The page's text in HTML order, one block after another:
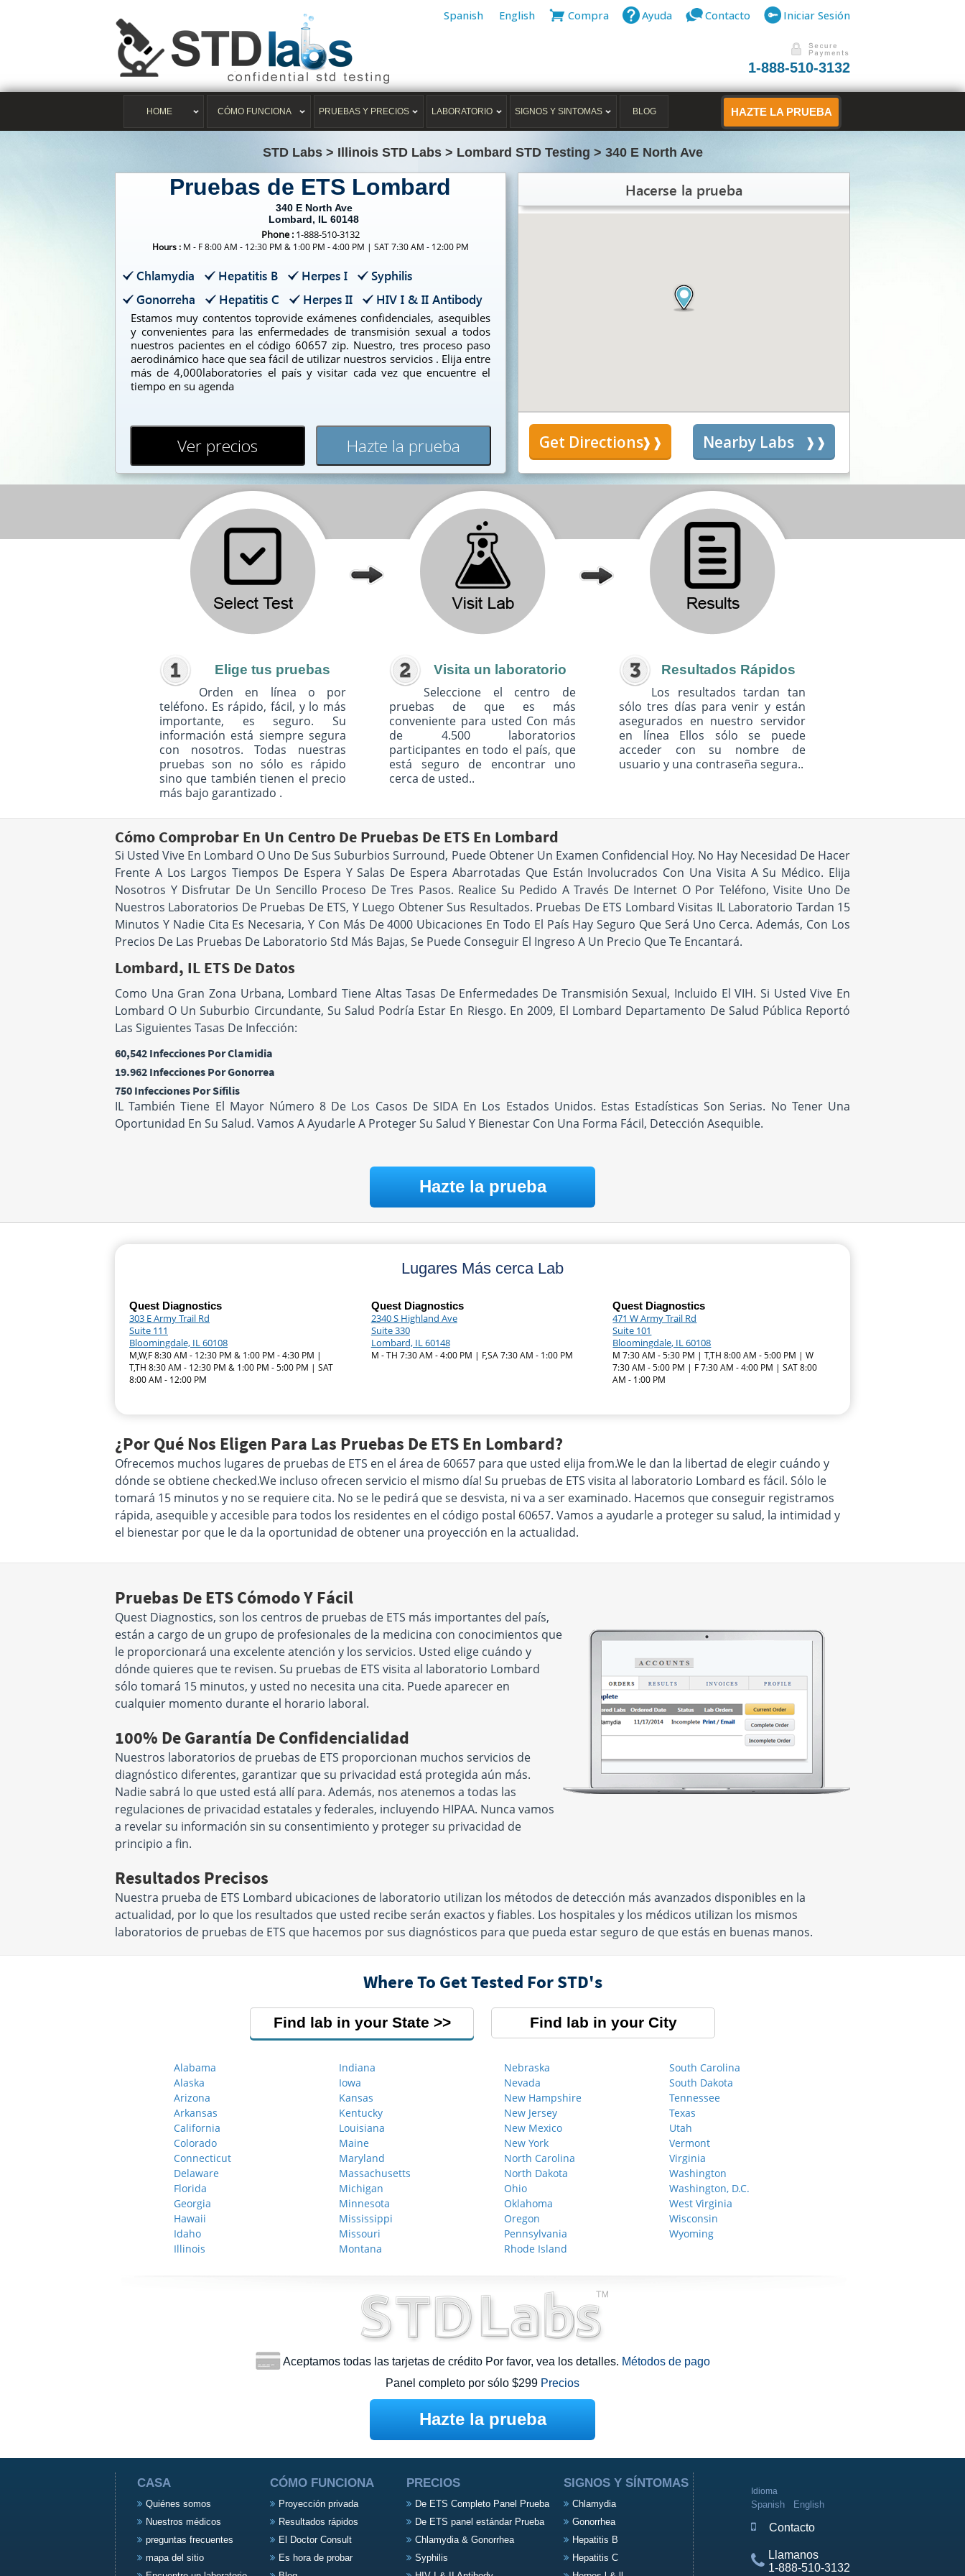
Spanish English Compra Ayuda Contacto Iniciar Sesión
1-888-510-3132
HOME CÓMO FUNCIONA PRUEBAS Y PRECIOS LABORATORIO SIGNOS Y SINTOMAS BLOG HAZTE LA PRUEBA
STD Labs > Illinois STD Labs > Lombard STD Testing > 340 E North Ave
Pruebas de ETS Lombard
340 E North Ave
Lombard, IL 60148
Phone : 1-888-510-3132
Hours :M - F 8:00 AM - 12:30 PM & 1:00 PM - 4:00 PM | SAT 7:30 AM - 12:00 PM
Chlamydia Hepatitis B Herpes I
Syphilis
Gonorreha
Hepatitis C Herpes II HIV I & II Antibody
Estamos muy contentos toprovide exámenes confidenciales, asequibles
y convenientes para las enfermedades de transmisión sexual a todos
nuestros pacientes en el código 60657 zip. Nuestro, tres proceso paso
aerodinámico hace que sea fácil de utilizar nuestros servicios . Elija entre
más de 4,000laboratories el país y visitar cada vez que encuentre el
tiempo en su agenda
Ver precios Hazte la prueba
Hacerse la prueba
Get Directions Nearby Labs
Elige tus pruebas
Orden en línea o por
teléfono. Es rápido, fácil, y lo más
importante, es seguro. Su
información está siempre segura
con nosotros. Todas nuestras
pruebas son no sólo es rápido
sino que también tienen el precio
más bajo garantizado .
Visita un laboratorio
Seleccione el centro de
pruebas de que es más
conveniente para usted Con más
de 4.500 laboratorios
participantes en todo el país, que
está seguro de encontrar uno
cerca de usted..
Resultados Rápidos
Los resultados tardan tan
sólo tres días para venir y están
asegurados en nuestro servidor
en línea Ellos sólo se puede
acceder con su nombre de
usuario y una contraseña segura..
Cómo Comprobar En Un Centro De Pruebas De ETS En Lombard
Si Usted Vive En Lombard O Uno De Sus Suburbios Surround, Puede Obtener Un Examen Confidencial Hoy. No Hay Necesidad De Hacer
Frente A Los Largos Tiempos De Espera Y Salas De Espera Abarrotadas Que Están Involucrados Con Una Visita A Su Médico. Elija
Nosotros Y Disfrutar De Un Sencillo Proceso De Tres Pasos. Realice Su Pedido A Través De Internet O Por Teléfono, Visite Uno De
Nuestros Laboratorios De Pruebas De ETS, Y Luego Obtener Sus Resultados. Pruebas De ETS Lombard Visitas IL Laboratorio Tardan 15
Minutos Y Nadie Cita Es Necesaria, Y Con Más De 4000 Ubicaciones En Todo El País Hay Seguro Que Será Uno Cerca. Además, Con Los
Precios De Las Pruebas De Laboratorio Std Más Bajas, Se Puede Conseguir El Ingreso A Un Precio Que Te Encantará.
Lombard, IL ETS De Datos
Como Una Gran Zona Urbana, Lombard Tiene Altas Tasas De Enfermedades De Transmisión Sexual, Incluido El VIH. Si Usted Vive En
Lombard O Un Suburbio Circundante, Su Salud Podría Estar En Riesgo. En 2009, El Lombard Departamento De Salud Pública Reportó
Las Siguientes Tasas De Infección:
60,542 Infecciones Por Clamidia
19.962 Infecciones Por Gonorrea
750 Infecciones Por Sífilis
IL También Tiene El Mayor Número 8 De Los Casos De SIDA En Los Estados Unidos. Estas Estadísticas Son Serias. No Tener Una
Oportunidad En Su Salud. Vamos A Ayudarle A Proteger Su Salud Y Bienestar Con Una Forma Fácil, Detección Asequible.
Hazte la prueba
Lugares Más cerca Lab
Quest Diagnostics
303 E Army Trail Rd
Suite 111
Bloomingdale, IL 60108
M,W,F 8:30 AM - 12:30 PM & 1:00 PM - 4:30 PM |
T,TH 8:30 AM - 12:30 PM & 1:00 PM - 5:00 PM | SAT
8:00 AM - 12:00 PM
Quest Diagnostics
2340 S Highland Ave
Suite 330
Lombard, IL 60148
M - TH 7:30 AM - 4:00 PM | F,SA 7:30 AM - 1:00 PM
Quest Diagnostics
471 W Army Trail Rd
Suite 101
Bloomingdale, IL 60108
M 7:30 AM - 5:30 PM | T,TH 8:00 AM - 5:00 PM | W
7:30 AM - 5:00 PM | F 7:30 AM - 4:00 PM | SAT 8:00
AM - 1:00 PM
¿Por Qué Nos Eligen Para Las Pruebas De ETS En Lombard?
Ofrecemos muchos lugares de pruebas de ETS en el área de 60657 para que usted elija from.We le dan la libertad de elegir cuándo y
dónde se obtiene checked.We incluso ofrecen servicio el mismo día! Su pruebas de ETS visita al laboratorio Lombard es fácil. Sólo le
tomará 15 minutos y no se requiere cita. No se le pedirá que se desvista, ni va a ser examinado. Hacemos que conseguir registramos
rápida, asequible y accesible para todos los residentes en el código postal 60657. Vamos a ayudarle a proteger su salud, la intimidad y
el bienestar por que le da la oportunidad de obtener una proyección en la actualidad.
Pruebas De ETS Cómodo Y Fácil
Quest Diagnostics, son los centros de pruebas de ETS más importantes del país,
están a cargo de un grupo de profesionales de la medicina con conocimientos que
le proporcionará una excelente atención y los servicios. Usted elige cuándo y
dónde quieres que te revisen. Su pruebas de ETS visita al laboratorio Lombard
sólo tomará 15 minutos, y usted no necesita una cita. Puede aparecer en
cualquier momento durante el horario laboral.
100% De Garantía De Confidencialidad
Nuestros laboratorios de pruebas de ETS proporcionan muchos servicios de
diagnóstico diferentes, garantizar que su privacidad está protegida aún más.
Nadie sabrá lo que usted está allí para. Además, nos atenemos a todas las
regulaciones de privacidad estatales y federales, incluyendo HIPAA. Nunca vamos
a revelar su información sin su consentimiento y proteger su privacidad de
principio a fin.
Resultados Precisos
Nuestra prueba de ETS Lombard ubicaciones de laboratorio utilizan los métodos de detección más avanzados disponibles en la
actualidad, por lo que los resultados que usted recibe serán exactos y fiables. Los hospitales y los médicos utilizan los mismos
laboratorios de pruebas de ETS que hacemos por sus diagnósticos para que pueda estar seguro de que estás en buenas manos.
Where To Get Tested For STD's
Find lab in your State Find lab in your City
Alabama
Alaska
Arizona
Arkansas
California
Colorado
Connecticut
Delaware
Florida
Georgia
Hawaii
Idaho
Illinois
Indiana
Iowa
Kansas
Kentucky
Louisiana
Maine
Maryland
Massachusetts
Michigan
Minnesota
Mississippi
Missouri
Montana
Nebraska
Nevada
New Hampshire
New Jersey
New Mexico
New York
North Carolina
North Dakota
Ohio
Oklahoma
Oregon
Pennsylvania
Rhode Island
South Carolina
South Dakota
Tennessee
Texas
Utah
Vermont
Virginia
Washington
Washington, D.C.
West Virginia
Wisconsin
Wyoming
Aceptamos todas las tarjetas de crédito Por favor, vea los detalles. Métodos de pago
Panel completo por sólo $299 Precios
Hazte la prueba
CASA
Quiénes somos
Nuestros médicos
preguntas frecuentes
mapa del sitio
CÓMO FUNCIONA
Proyección privada
Resultados rápidos
El Doctor Consult
Es hora de probar
PRECIOS
De ETS Completo Panel Prueba
De ETS panel estándar Prueba
Chlamydia & Gonorrhea
Syphilis
SIGNOS Y SÍNTOMAS
Chlamydia
Gonorrhea
Hepatitis B
Hepatitis C
Idioma
Spanish English
Contacto
Llamanos
1-888-510-3132